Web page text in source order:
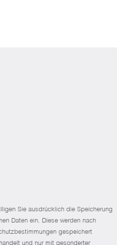
Sie ausdrücklich die Speicherung
Daten ein. Diese werden nach
gespeichert
und nur mit gesonderter